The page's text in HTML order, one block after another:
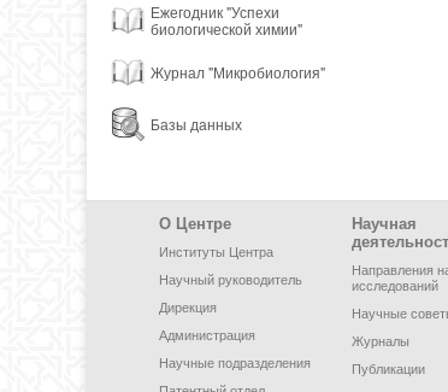
Ежегодник "Успехи
биологической химии"
Журнал "Микробиология"
Базы данных
Footer Menu
О Центре
Институты Центра
Научный руководитель
Дирекция
Администрация
Научные подразделения
Научная
Направления
исследований
Научные
Журналы
Публикации